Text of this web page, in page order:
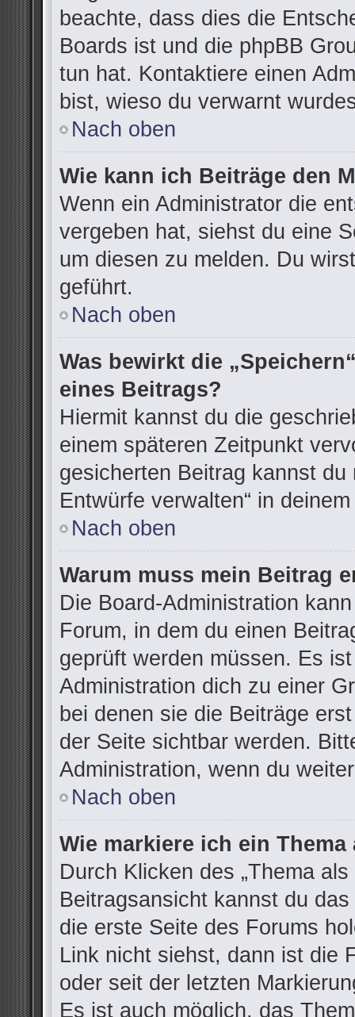
beachte, dass dies die
Boards ist und die phpBB
tun hat. Kontaktiere einen
bist, wieso du verwarnt
Nach oben
Wie kann ich Beiträge den
Wenn ein Administrator die
vergeben hat, siehst du eine
um diesen zu melden. Du
geführt.
Nach oben
Was bewirkt die
eines Beitrags?
Hiermit kannst du die
einem späteren Zeitpunkt
gesicherten Beitrag kannst
Entwürfe verwalten“ in
Nach oben
Warum muss mein Beitrag
Die Board-Administration
Forum, in dem du einen
geprüft werden müssen. Es
Administration dich zu einer
bei denen sie die Beiträge
der Seite sichtbar werden.
Administration, wenn du
Nach oben
Wie markiere ich ein Thema
Durch Klicken des „Thema
Beitragsansicht kannst du
die erste Seite des Forums
Link nicht siehst, dann ist die
oder seit der letzten
Es ist auch möglich, das